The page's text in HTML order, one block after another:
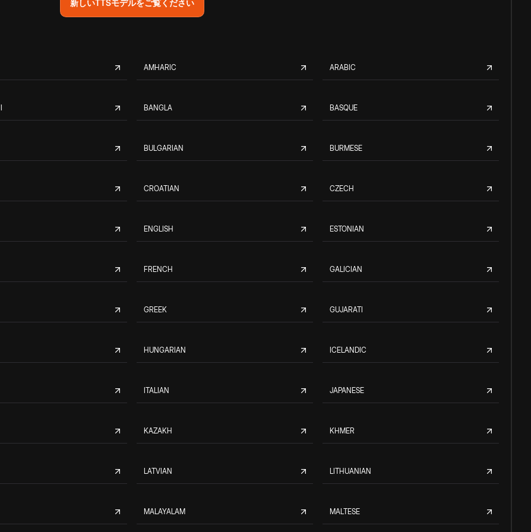
新しいTTSモデルをご覧ください
AMHARIC ARABIC
BANGLA BASQUE
BULGARIAN BURMESE
CROATIAN CZECH
ENGLISH ESTONIAN
FRENCH GALICIAN
GREEK GUJARATI
HUNGARIAN ICELANDIC
ITALIAN JAPANESE
KAZAKH KHMER
LATVIAN LITHUANIAN
MALAYALAM MALTESE